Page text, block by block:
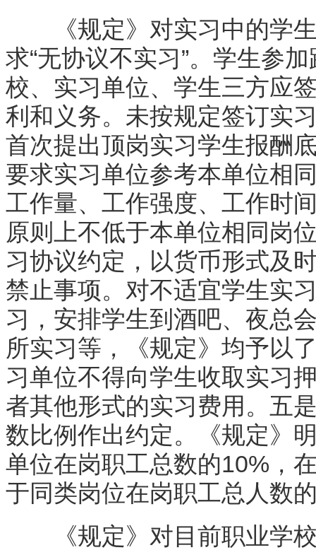
《规定》对实习中的学生
求“无协议不实习”。学生参
校、实习单位、学生三方应
利和义务。未按规定签订实
首次提出顶岗实习学生报酬
要求实习单位参考本单位相
工作量、工作强度、工作时
原则上不低于本单位相同岗
习协议约定，以货币形式及
禁止事项。对不适宜学生实
习，安排学生到酒吧、夜总
所实习等，《规定》均予以
习单位不得向学生收取实习
者其他形式的实习费用。五
数比例作出约定。《规定》
单位在岗职工总数的10%，
于同类岗位在岗职工总人
《规定》对目前职业学校